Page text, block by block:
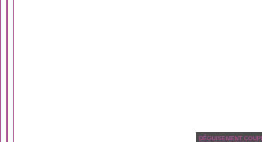
DÉGUISEMENT